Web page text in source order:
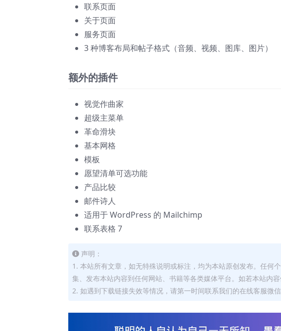
联系页面
关于页面
服务页面
3 种博客布局和帖子格式（音频、视频、图库、图片）
额外的插件
视觉作曲家
超级主菜单
革命滑块
基本网格
模板
愿望清单可选功能
产品比较
邮件诗人
适用于 WordPress 的 Mailchimp
联系表格 7
声明：
1. 本站所有文章，如无特殊说明或标注，均为本站原创发布。任何
集、发布本站内容到任何网站、书籍等各类媒体平台。如若本站内
2. 如遇到下载链接失效等情况，请第一时间联系我们的在线客服微